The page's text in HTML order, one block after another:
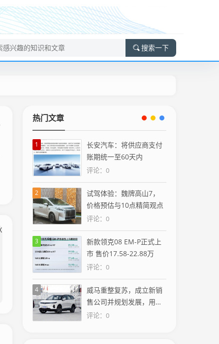
搜索一下
热门文章
1
长安汽车：将供应商支付
账期统一至60天内
评论：0
2
试驾体验：魏牌高山7，
价格预估与10点精简观点
评论：0
3
新款领克08 EM-P正式上
市 售价17.58-22.88万
评论：0
4
威马重整复苏，成立新销
售公司并规划发展，用户
或不再无家可归
评论：0